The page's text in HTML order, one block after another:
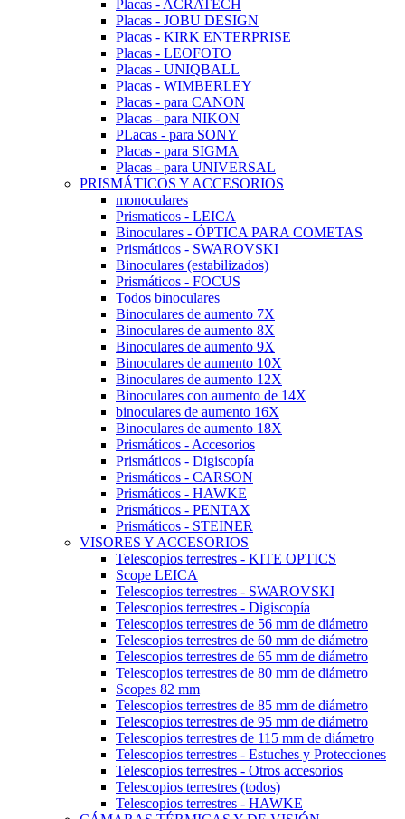
Placas - ACRATECH
Placas - JOBU DESIGN
Placas - KIRK ENTERPRISE
Placas - LEOFOTO
Placas - UNIQBALL
Placas - WIMBERLEY
Placas - para CANON
Placas - para NIKON
PLacas - para SONY
Placas - para SIGMA
Placas - para UNIVERSAL
PRISMÁTICOS Y ACCESORIOS
monoculares
Prismaticos - LEICA
Binoculares - ÓPTICA PARA COMETAS
Prismáticos - SWAROVSKI
Binoculares (estabilizados)
Prismáticos - FOCUS
Todos binoculares
Binoculares de aumento 7X
Binoculares de aumento 8X
Binoculares de aumento 9X
Binoculares de aumento 10X
Binoculares de aumento 12X
Binoculares con aumento de 14X
binoculares de aumento 16X
Binoculares de aumento 18X
Prismáticos - Accesorios
Prismáticos - Digiscopía
Prismáticos - CARSON
Prismáticos - HAWKE
Prismáticos - PENTAX
Prismáticos - STEINER
VISORES Y ACCESORIOS
Telescopios terrestres - KITE OPTICS
Scope LEICA
Telescopios terrestres - SWAROVSKI
Telescopios terrestres - Digiscopía
Telescopios terrestres de 56 mm de diámetro
Telescopios terrestres de 60 mm de diámetro
Telescopios terrestres de 65 mm de diámetro
Telescopios terrestres de 80 mm de diámetro
Scopes 82 mm
Telescopios terrestres de 85 mm de diámetro
Telescopios terrestres de 95 mm de diámetro
Telescopios terrestres de 115 mm de diámetro
Telescopios terrestres - Estuches y Protecciones
Telescopios terrestres - Otros accesorios
Telescopios terrestres (todos)
Telescopios terrestres - HAWKE